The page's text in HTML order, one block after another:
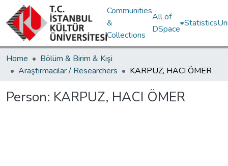
Communities
&
Collections
All of
DSpace
Statistics
Home
Bölüm & Birim & Kişi
Araştırmacılar / Researchers
KARPUZ, HACI ÖMER
Person: KARPUZ, HACI ÖMER